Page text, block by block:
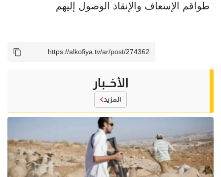
طواقم الإسعاف والإنقاذ الوصول إليهم
الأخــبار
المزيد